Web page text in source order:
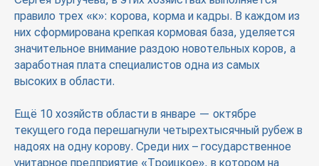
правило трех «к»: корова, корма и кадры. В каждом из
них сформирована крепкая кормовая база, уделяется
значительное внимание раздою новотельных коров, а
заработная плата специалистов одна из самых
высоких в области.
Ещё 10 хозяйств области в январе — октябре
текущего года перешагнули четырехтысячный рубеж в
надоях на одну корову. Среди них – государственное
унитарное предприятие «Троицкое», в котором на